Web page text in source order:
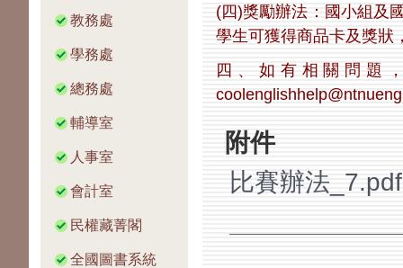
教務處
學務處
總務處
輔導室
人事室
會計室
民權藏菁閣
全國圖書系統
(四)獎勵辦法：國小組及
學生可獲得商品卡及獎狀
四、如有相關問題
附件
比賽辦法_7.pdf